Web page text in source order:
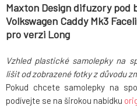
Maxton Design difuzory pod
Volkswagen Caddy Mk3
pro verzi Long
Vzhled plastické samolepky na
lišit od zobrazené fotky z důvodu
Pokud chcete samolepky na
podívejte se na širokou nabídku